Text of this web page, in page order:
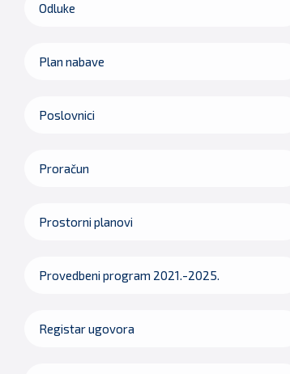
Odluke
Plan nabave
Poslovnici
Proračun
Prostorni planovi
Provedbeni program 2021.-2025.
Registar ugovora